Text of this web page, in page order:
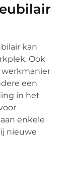
kan
Ook
werkmanier
een
in het
enkele
nieuwe